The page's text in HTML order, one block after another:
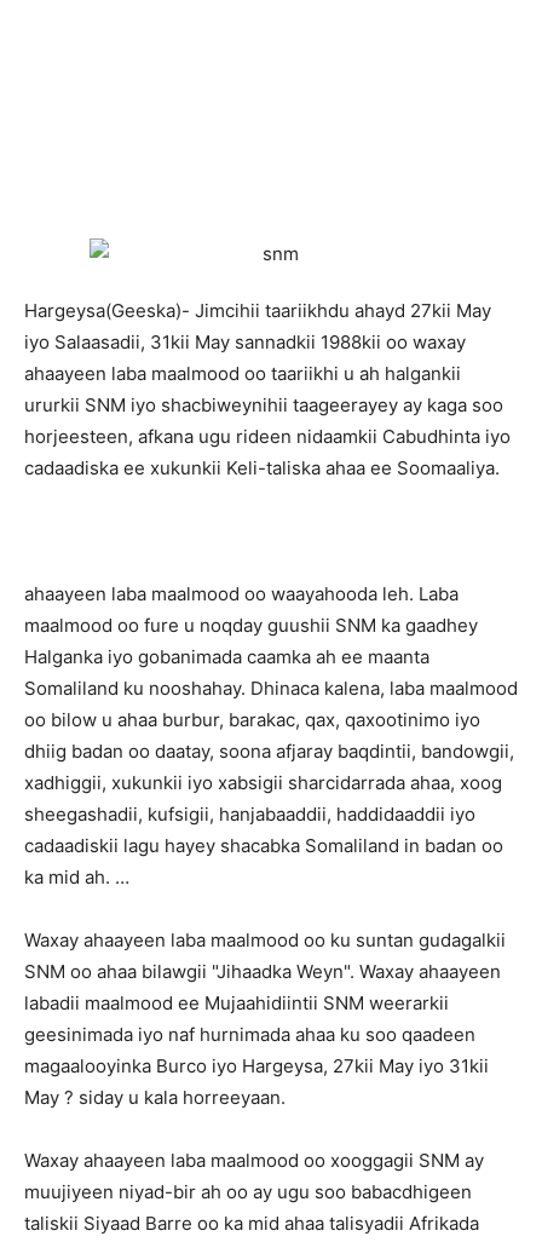
Hargeysa(Geeska)- Jimcihii taariikhdu ahayd 27kii May
iyo Salaasadii, 31kii May sannadkii 1988kii oo waxay
ahaayeen laba maalmood oo taariikhi u ah halgankii
ururkii SNM iyo shacbiweynihii taageerayey ay kaga soo
horjeesteen, afkana ugu rideen nidaamkii Cabudhinta iyo
cadaadiska ee xukunkii Keli-taliska ahaa ee Soomaaliya.
ahaayeen laba maalmood oo waayahooda leh. Laba
maalmood oo fure u noqday guushii SNM ka gaadhey
Halganka iyo gobanimada caamka ah ee maanta
Somaliland ku nooshahay. Dhinaca kalena, laba maalmood
oo bilow u ahaa burbur, barakac, qax, qaxootinimo iyo
dhiig badan oo daatay, soona afjaray baqdintii, bandowgii,
xadhiggii, xukunkii iyo xabsigii sharcidarrada ahaa, xoog
sheegashadii, kufsigii, hanjabaaddii, haddidaaddii iyo
cadaadiskii lagu hayey shacabka Somaliland in badan oo
ka mid ah. …
Waxay ahaayeen laba maalmood oo ku suntan gudagalkii
SNM oo ahaa bilawgii "Jihaadka Weyn". Waxay ahaayeen
labadii maalmood ee Mujaahidiintii SNM weerarkii
geesinimada iyo naf hurnimada ahaa ku soo qaadeen
magaalooyinka Burco iyo Hargeysa, 27kii May iyo 31kii
May ? siday u kala horreeyaan.
Waxay ahaayeen laba maalmood oo xooggagii SNM ay
muujiyeen niyad-bir ah oo ay ugu soo babacdhigeen
taliskii Siyaad Barre oo ka mid ahaa talisyadii Afrikada